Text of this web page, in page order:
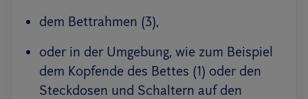
dem Bettrahmen (3),
oder in der Umgebung, wie zum Beispiel
dem Kopfende des Bettes (1) oder den
Steckdosen und Schaltern auf den